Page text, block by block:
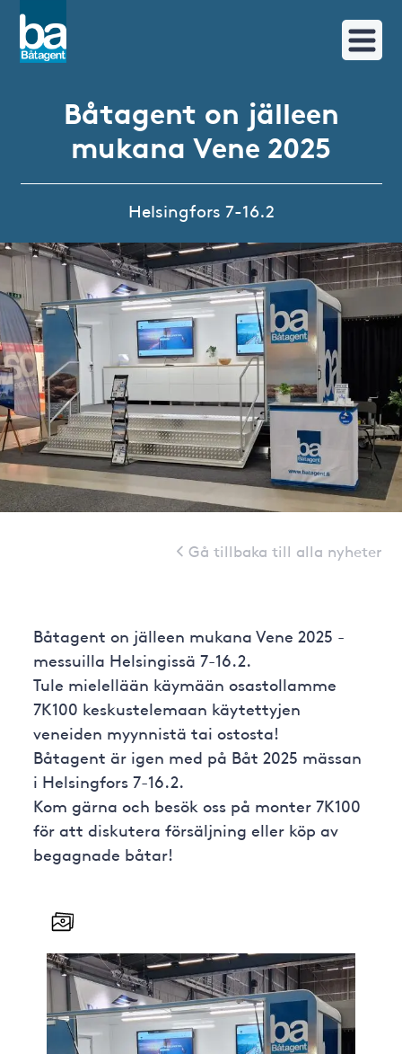
Båtagent on jälleen
mukana Vene 2025
Helsingfors 7-16.2
Gå tillbaka till alla nyheter
Båtagent on jälleen mukana Vene 2025 -
messuilla Helsingissä 7-16.2.
Tule mielellään käymään osastollamme
7K100 keskustelemaan käytettyjen
veneiden myynnistä tai ostosta!
Båtagent är igen med på Båt 2025 mässan
i Helsingfors 7-16.2.
Kom gärna och besök oss på monter 7K100
för att diskutera försäljning eller köp av
begagnade båtar!